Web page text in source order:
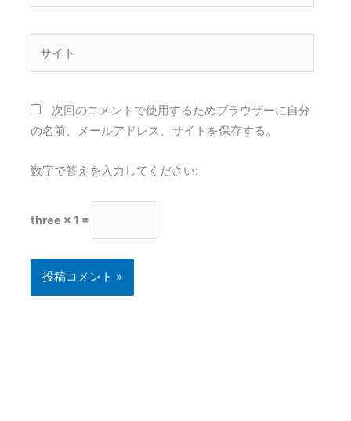
*
次回のコメントで使用するためブラウザーに自分
の名前、メールアドレス、サイトを保存する。
数字で答えを入力してください:
three × 1 =